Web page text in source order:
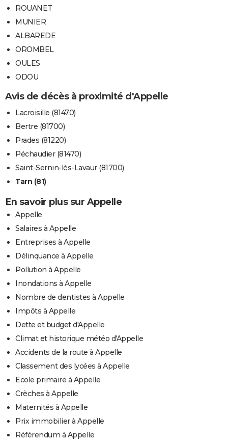
ROUANET
MUNIER
ALBAREDE
OROMBEL
OULES
ODOU
Avis de décès à proximité d'Appelle
Lacroisille (81470)
Bertre (81700)
Prades (81220)
Péchaudier (81470)
Saint-Sernin-lès-Lavaur (81700)
Tarn (81)
En savoir plus sur Appelle
Appelle
Salaires à Appelle
Entreprises à Appelle
Délinquance à Appelle
Pollution à Appelle
Inondations à Appelle
Nombre de dentistes à Appelle
Impôts à Appelle
Dette et budget d'Appelle
Climat et historique météo d'Appelle
Accidents de la route à Appelle
Classement des lycées à Appelle
Ecole primaire à Appelle
Crèches à Appelle
Maternités à Appelle
Prix immobilier à Appelle
Référendum à Appelle